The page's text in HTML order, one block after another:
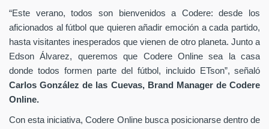
“Este verano, todos son bienvenidos a Codere: desde los
aficionados al fútbol que quieren añadir emoción a cada partido,
hasta visitantes inesperados que vienen de otro planeta. Junto a
Edson Álvarez, queremos que Codere Online sea la casa
donde todos formen parte del fútbol, incluido ETson”, señaló
Carlos González de las Cuevas, Brand Manager de Codere
Online.
Con esta iniciativa, Codere Online busca posicionarse dentro de